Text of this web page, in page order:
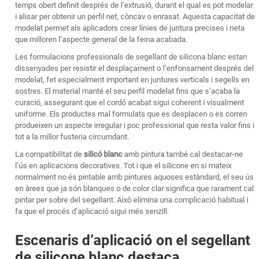
temps obert definit després de l’extrusió, durant el qual es pot modelar
i alisar per obtenir un perfil net, còncav o enrasat. Aquesta capacitat de
modelat permet als aplicadors crear línies de juntura precises i neta
que milloren l’aspecte general de la feina acabada.
Les formulacions professionals de segellant de silicona blanc estan
dissenyades per resistir el desplaçament o l’enfonsament després del
modelat, fet especialment important en juntures verticals i segells en
sostres. El material manté el seu perfil modelat fins que s’acaba la
curació, assegurant que el cordó acabat sigui coherent i visualment
uniforme. Els productes mal formulats que es desplacen o es corren
produeixen un aspecte irregular i poc professional que resta valor fins i
tot a la millor fusteria circumdant.
La compatibilitat de silicó blanc amb pintura també cal destacar-ne
l’ús en aplicacions decoratives. Tot i que el silicone en si mateix
normalment no és pintable amb pintures aquoses estàndard, el seu ús
en àrees que ja són blanques o de color clar significa que rarament cal
pintar per sobre del segellant. Això elimina una complicació habitual i
fa que el procés d’aplicació sigui més senzill.
Escenaris d’aplicació on el segellant